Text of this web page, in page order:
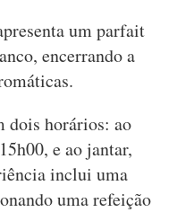
um parfait
encerrando a
dois horários: ao
e ao jantar,
inclui uma
uma refeição